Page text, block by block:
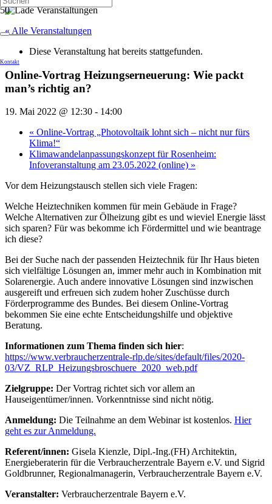
Kontakt
« Alle Veranstaltungen
Diese Veranstaltung hat bereits stattgefunden.
Online-Vortrag Heizungserneuerung: Wie packt
man’s richtig an?
19. Mai 2022 @ 12:30 - 14:00
« Online-Vortrag „Photovoltaik lohnt sich – nicht nur fürs
Klima!“
Klimawandelanpassungskonzept für Rosenheim:
Infoveranstaltung am 23.05.2022 (online) »
Vor dem Heizungstausch stellen sich viele Fragen:
Welche Heiztechniken kommen für mein Gebäude in Frage?
Welche Alternativen zur Ölheizung gibt es und wieviel Energie lässt
sich sparen? Für was bekomme ich Fördermittel und wie beantrage
ich diese?
Bei der Suche nach der passenden Heiztechnik für Ihr Haus bieten
sich vielfältige Lösungen an, immer mehr auch in Kombination mit
Solarenergie. Auch andere innovative Lösungen sind inzwischen
ausgereift und erfreuen sich zudem hoher Zuschüsse durch
Förderprogramme des Bundes. Bei diesem Online-Vortrag
bekommen Sie eine echte Entscheidungshilfe und objektive
Beratung.
Informationen zum Thema finden sich hier:
https://www.verbraucherzentrale-rlp.de/sites/default/files/2020-
03/VZ_RLP_Heizungsbroschuere_2020_web.pdf
Zielgruppe: Der Vortrag richtet sich vor allem an
Hauseigentümer/innen. Vorkenntnisse sind nicht nötig.
Anmeldung: Die Teilnahme an dem Webinar ist kostenlos. Hier
geht es zur Anmeldung.
Referent/innen: Gisela Kienzle, Dipl.-Ing.(FH) Architektin,
Energieberaterin für die Verbraucherzentrale Bayern e.V. und Sigrid
Goldbrunner, Regionalmanagerin, Verbraucherzentrale Bayern e.V.
Veranstalter: Verbraucherzentrale Bayern e.V.